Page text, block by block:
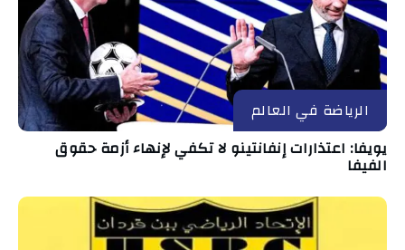
الرياضة في العالم
يويفا: اعتذارات إنفانتينو لا تكفي لإنهاء أزمة حقوق
الفيفا